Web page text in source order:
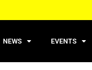
NEWS EVENTS